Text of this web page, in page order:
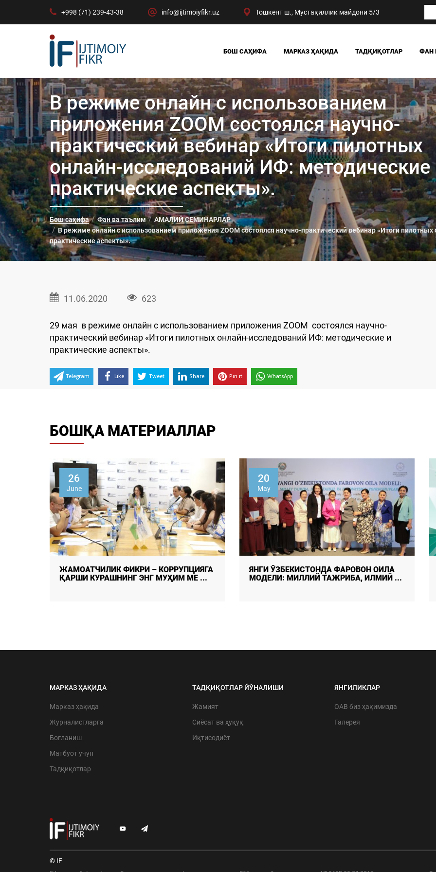
+998 (71) 239-43-38 info@ijtimoiyfikr.uz Тошкент ш., Мустақиллик майдони 5/3
БОШ САҲИФА МАРКАЗ ҲАҚИДА
БИЗНИНГ ЮТУҚЛАРИМИЗ
РАҲБАРИЯТ
МАРКАЗ ТУЗИЛМАСИ
ТАДҚИҚОТЛАР
ЖАМИЯТ
СИЁСАТ ВА ҲУҚУҚ
ИҚТИСОДИЁТ
DIGITAL
ФАН
В режиме онлайн с использованием
приложения ZOOM состоялся научно-
практический вебинар «Итоги пилотных
онлайн-исследований ИФ: методические
практические аспекты».
Бош саҳифа Фан ва таълим
АМАЛИЙ СЕМИНАРЛАР
В режиме онлайн с использованием приложения ZOOM состоялся научно-практический вебинар «Итоги
практические аспекты».
11.06.2020 623
29 мая в режиме онлайн с использованием приложения ZOOM состоялся научно-
практический вебинар «Итоги пилотных онлайн-исследований ИФ: методические и
практические аспекты».
Telegram Like Tweet Share Pin it WhatsApp
БОШҚА МАТЕРИАЛЛАР
20
May
ЯНГИ ЎЗБЕКИСТОНДА ФАРОВОН ОИЛА
МОДЕЛИ: МИЛЛИЙ ТАЖРИБА, ИЛМИЙ ...
26
April
Иштирокнинг истиқболи: ёшлар фаоллик
ва индивидуализм ўртаси ...
МАРКАЗ ҲАҚИДА
Марказ ҳақида
Журналистларга
Боғланиш
Матбуот учун
Тадқиқотлар
ТАДҚИҚОТЛАР ЙЎНАЛИШИ
Жамият
Сиёсат ва ҳуқуқ
Иқтисодиёт
ЯНГИЛИКЛАР
ОАВ биз ҳақимизда
Галерея
© IF